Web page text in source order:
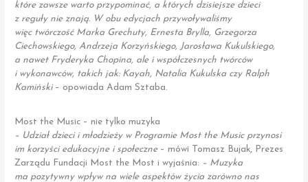
które zawsze warto przypominać, a których dzisiejsze dzieci
z reguły nie znają. W obu edycjach przywoływaliśmy
więc twórczość Marka Grechuty, Ernesta Brylla, Grzegorza
Ciechowskiego, Andrzeja Korzyńskiego, Jarosława Kukulskiego,
a nawet Fryderyka Chopina, ale i współczesnych twórców
i wykonawców, takich jak: Kayah, Natalia Kukulska czy Ralph
Kamiński– opowiada Adam Sztaba.
Most the Music – nie tylko muzyka
– Udział dzieci i młodzieży w Programie Most the Music przynosi
im korzyści edukacyjne i społeczne – mówi Tomasz Bujak, Prezes
Zarządu Fundacji Most the Most i wyjaśnia: – Muzyka
ma pozytywny wpływ na wiele aspektów życia zarówno nas